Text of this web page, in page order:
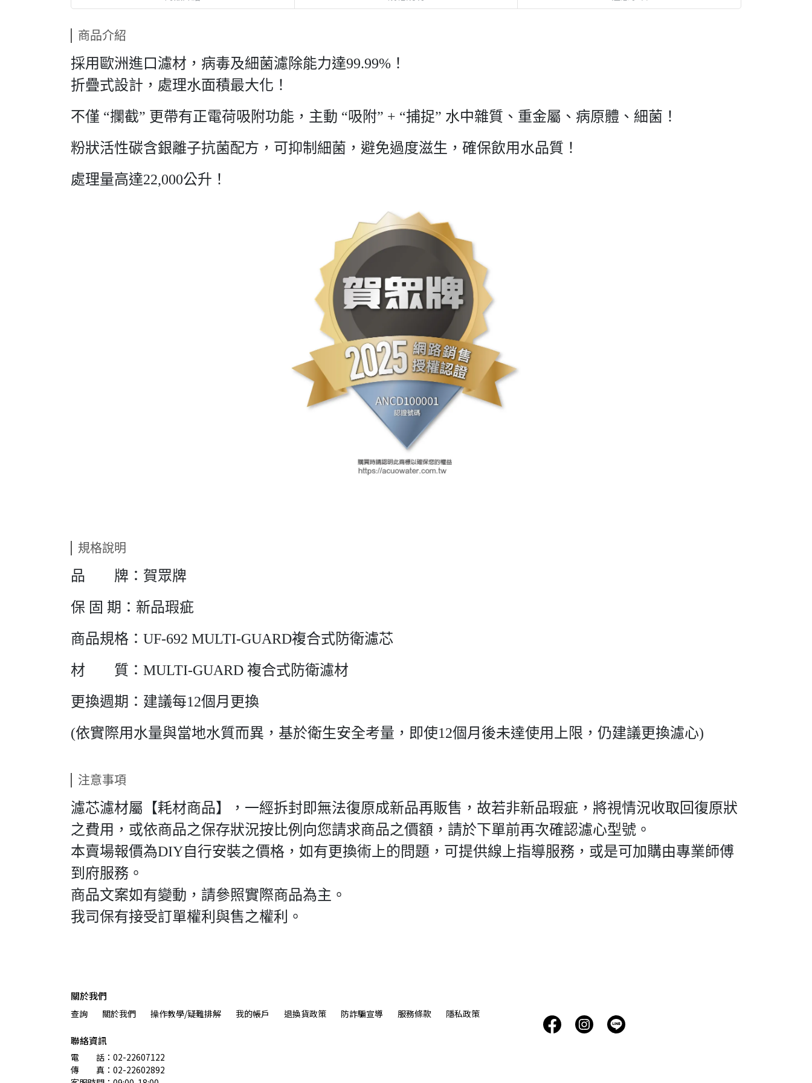
商品介紹
採用歐洲進口濾材，病毒及細菌濾除能力達99.99%！
折疊式設計，處理水面積最大化！
不僅 “攔截” 更帶有正電荷吸附功能，主動 “吸附” + “捕捉” 水中雜質、重金屬、病原體、細菌！
粉狀活性碳含銀離子抗菌配方，可抑制細菌，避免過度滋生，確保飲用水品質！
處理量高達22,000公升！
規格說明
品 牌：賀眾牌
保 固 期：新品瑕疵
商品規格：UF-692 MULTI-GUARD複合式防衛濾芯
材 質：MULTI-GUARD 複合式防衛濾材
更換週期：建議每12個月更換
(依實際用水量與當地水質而異，基於衛生安全考量，即使12個月後未達使用上限，仍建議更換濾心)
注意事項
濾芯濾材屬【耗材商品】，一經拆封即無法復原成新品再販售，故若非新品瑕疵，將視情況收取回復原狀
之費用，或依商品之保存狀況按比例向您請求商品之價額，請於下單前再次確認濾心型號。
本賣場報價為DIY自行安裝之價格，如有更換術上的問題，可提供線上指導服務，或是可加購由專業師傅
到府服務。
商品文案如有變動，請參照實際商品為主。
我司保有接受訂單權利與售之權利。
關於我們
查詢 關於我們 操作教學/疑難排解 我的帳戶 退換貨政策 防詐騙宣導 服務條款 隱私政策
聯絡資訊
電　　話：02-22607122
傳　　真：02-22602892